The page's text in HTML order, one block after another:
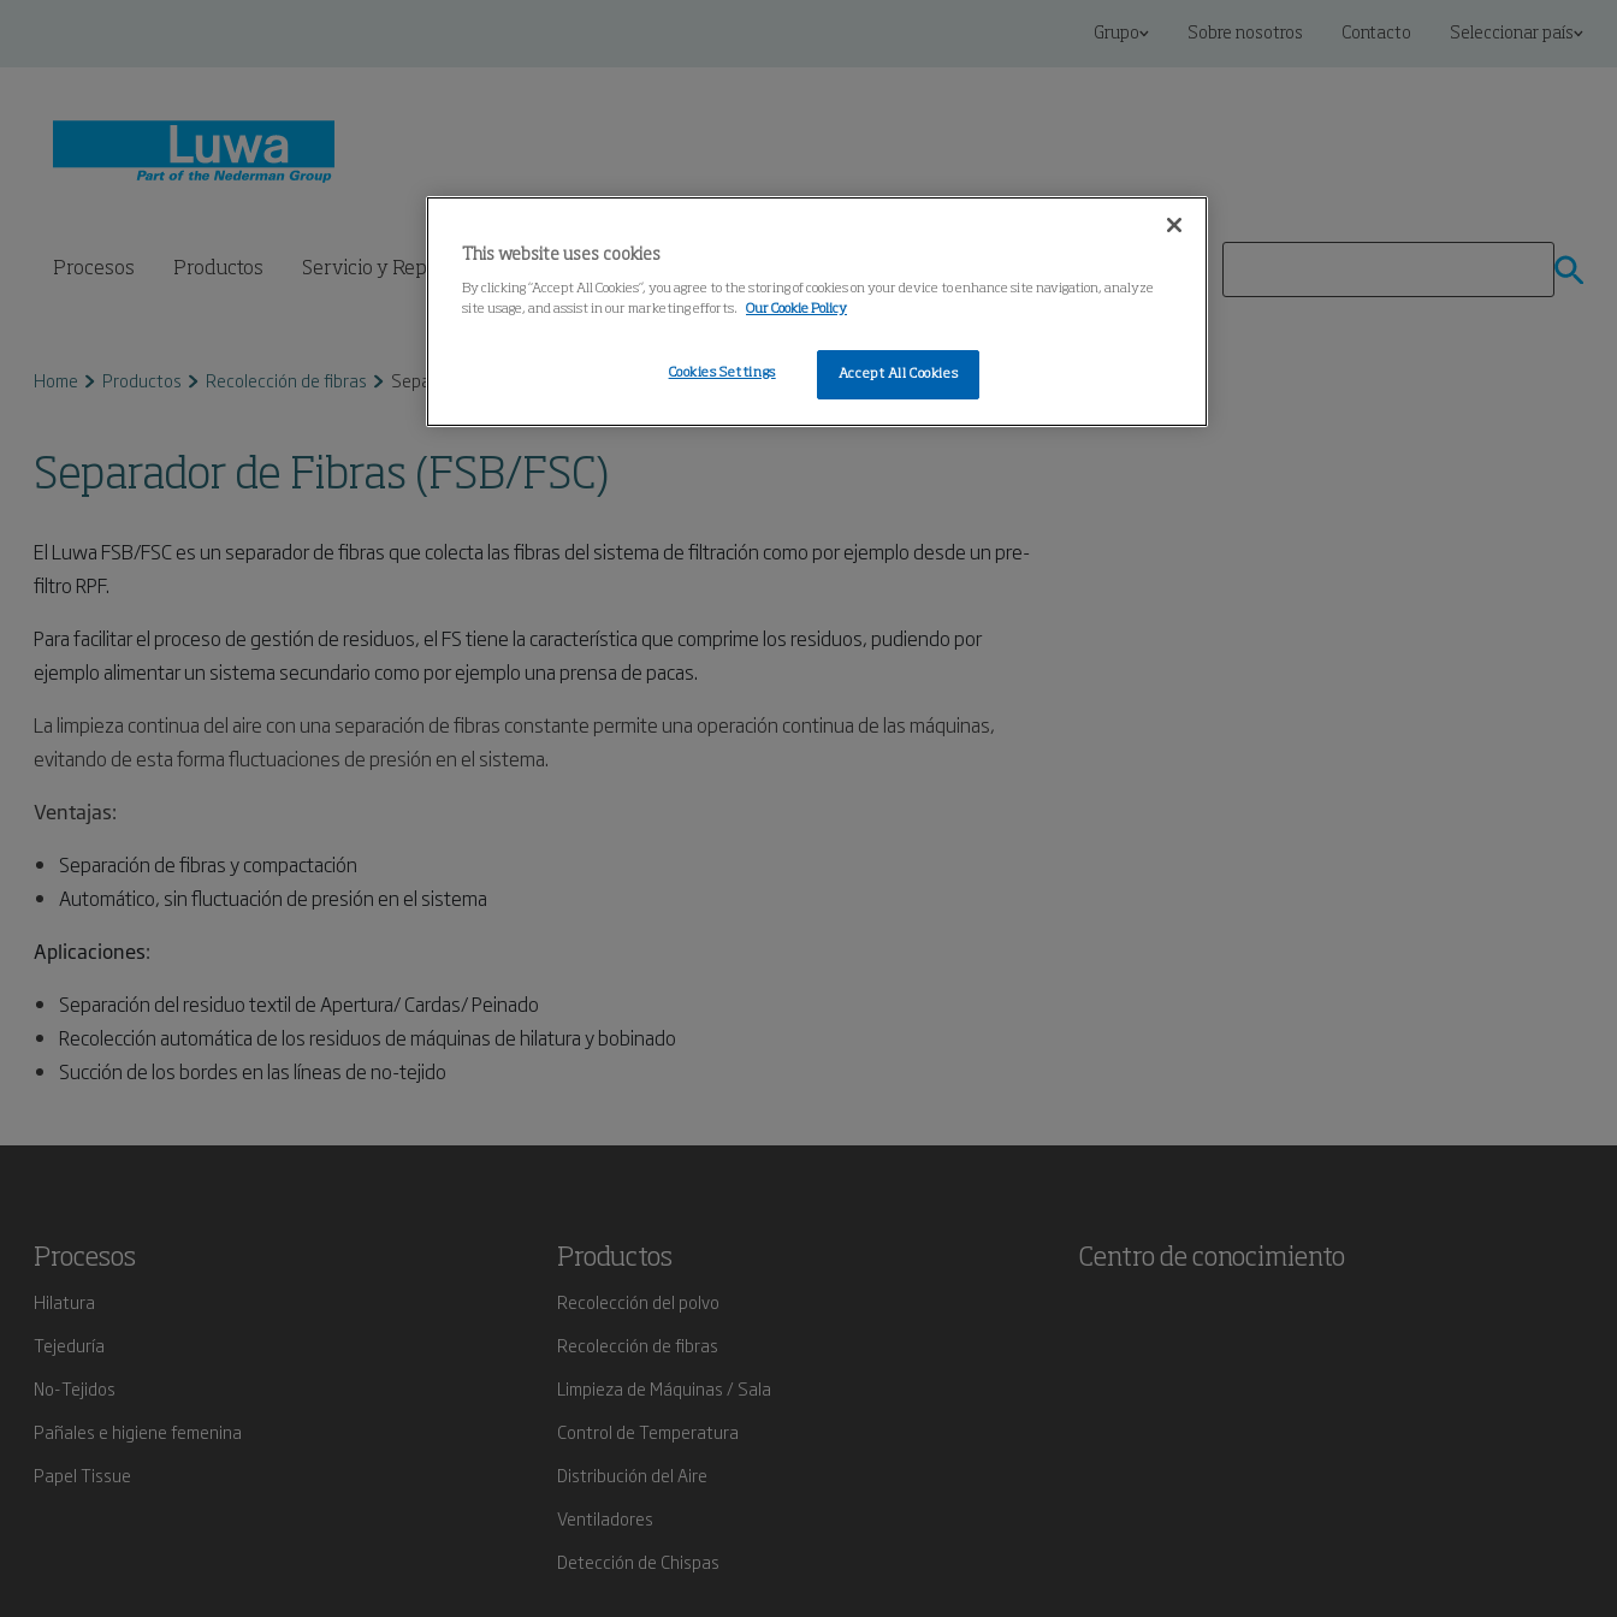
Grupo Sobre nosotros Contacto Seleccionar país
Procesos Productos Servicio y Repuestos
Home Productos Recolección de fibras Separador de Fibras (FSB/FSC)
Separador de Fibras (FSB/FSC)
El Luwa FSB/FSC es un separador de fibras que colecta las fibras del sistema de filtración como por ejemplo desde un pre-
filtro RPF.
Para facilitar el proceso de gestión de residuos, el FS tiene la característica que comprime los residuos, pudiendo por
ejemplo alimentar un sistema secundario como por ejemplo una prensa de pacas.
La limpieza continua del aire con una separación de fibras constante permite una operación continua de las máquinas,
evitando de esta forma fluctuaciones de presión en el sistema.
Ventajas:
Separación de fibras y compactación
Automático, sin fluctuación de presión en el sistema
Aplicaciones:
Separación del residuo textil de Apertura/ Cardas/ Peinado
Recolección automática de los residuos de máquinas de hilatura y bobinado
Succión de los bordes en las líneas de no-tejido
Procesos
Hilatura
Tejeduría
No-Tejidos
Pañales e higiene femenina
Papel Tissue
Productos
Recolección del polvo
Recolección de fibras
Limpieza de Máquinas / Sala
Control de Temperatura
Distribución del Aire
Ventiladores
Detección de Chispas
Centro de conocimiento
This website uses cookies
By clicking “Accept All Cookies”, you agree to the storing of cookies on your device to enhance site navigation, analyze
site usage, and assist in our marketing efforts.
Our Cookie Policy
Accept All Cookies
Cookies Settings